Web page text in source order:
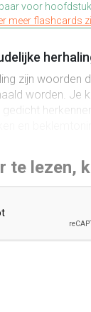
voor
meer flashcards
zijn woorden
worden. Je
te lezen,